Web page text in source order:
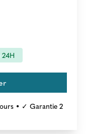
• ✓ Garantie 2